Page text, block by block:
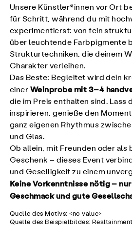
Unsere Künstler*innen vor Ort
für Schritt, während du mit
experimentierst: von fein
über leuchtende Farbpigmente
Strukturtechniken, die deinem
Charakter verleihen.
Das Beste: Begleitet wird dein
einer Weinprobe mit 3–4
die im Preis enthalten sind. Lass
inspirieren, genieße den
ganz eigenen Rhythmus
und Glas.
Ob allein, mit Freunden oder als
Geschenk – dieses Event
und Geselligkeit zu einem
Keine Vorkenntnisse nötig –
Geschmack und gute
Quelle des Motivs: <no value>
Quelle des Beispielbildes: